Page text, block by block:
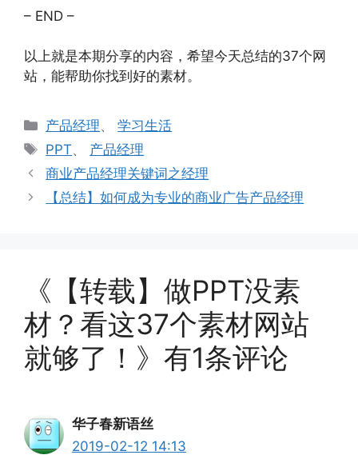
– END –
以上就是本期分享的内容，希望今天总结的37个网
站，能帮助你找到好的素材。
分
类
产品经理、学习生活
标
签
PPT、 产品经理
商业产品经理关键词之经理
【总结】如何成为专业的商业广告产品经理
《【转载】做PPT没素
材？看这37个素材网站
就够了！》有1条评论
华子春新语丝
2019-02-12 14:13